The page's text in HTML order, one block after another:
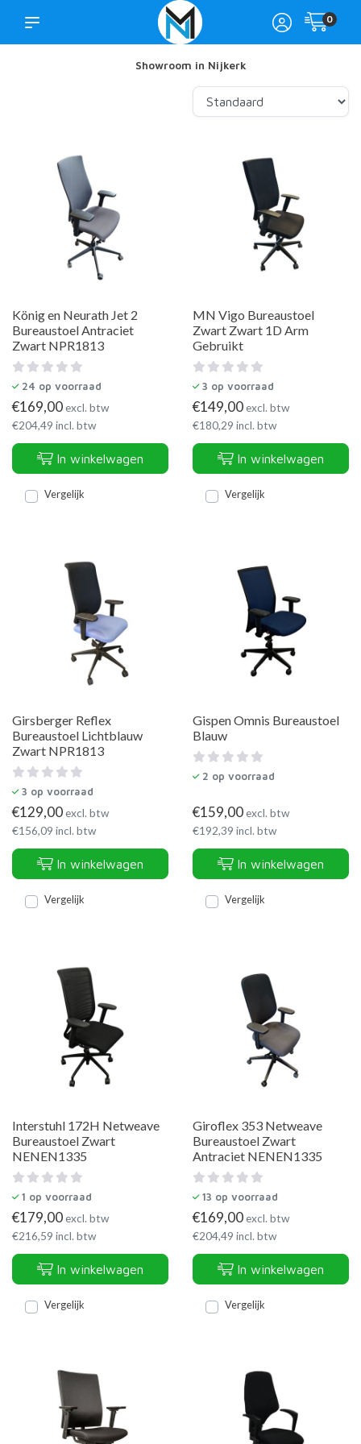
0
Showroom in Nijkerk
König en Neurath Jet 2
Bureaustoel Antraciet
Zwart NPR1813
24 op voorraad
€169,00excl. btw
€204,49 incl. btw
In winkelwagen
Vergelijk
MN Vigo Bureaustoel
Zwart Zwart 1D Arm
Gebruikt
3 op voorraad
€149,00excl. btw
€180,29 incl. btw
In winkelwagen
Vergelijk
Girsberger Reflex
Bureaustoel Lichtblauw
Zwart NPR1813
3 op voorraad
€129,00excl. btw
€156,09 incl. btw
In winkelwagen
Vergelijk
Gispen Omnis Bureaustoel
Blauw
2 op voorraad
€159,00excl. btw
€192,39 incl. btw
In winkelwagen
Vergelijk
Interstuhl 172H Netweave
Bureaustoel Zwart
NENEN1335
1 op voorraad
€179,00excl. btw
€216,59 incl. btw
In winkelwagen
Vergelijk
Giroflex 353 Netweave
Bureaustoel Zwart
Antraciet NENEN1335
13 op voorraad
€169,00excl. btw
€204,49 incl. btw
In winkelwagen
Vergelijk